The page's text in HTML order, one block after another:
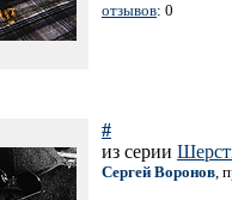
отзывов: 0
#
из серии
Сергей Воронов,